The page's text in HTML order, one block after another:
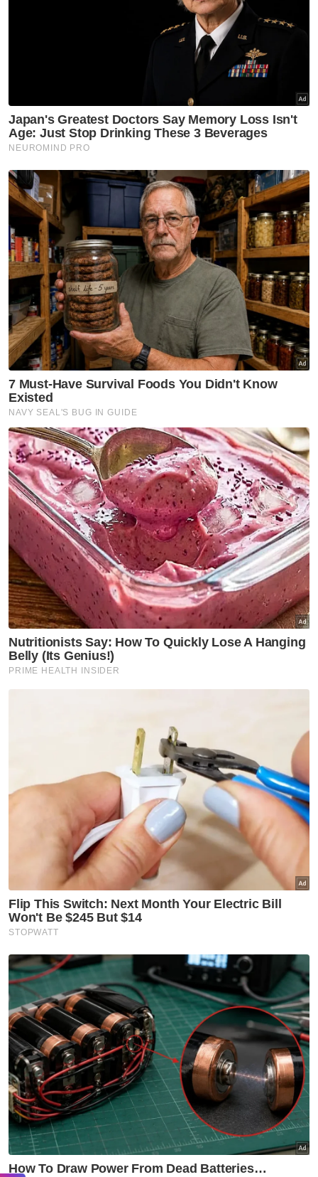
Citra Lestari, Doddy menerusi perbualan
Pelakon Ashraf Sinclair
Berita Telus & Tulus menerusi E-Mel setiap
hari!
'Ashraf lebih sihat daripada kami'
Mengulas lanjut Dr Zubaidi berkata, sekiranya
stres dibiarkan tanpa diubati, dalam tempoh
lima hingga 10 tahun, seseorang pesakit akan
berdepan dengan kesannya.
“Stres ini juga mengambil masa. Bukan hari ini
kita stres dapat serangan jantung.
Sebenarnya mengambil masa yang sama
dengan serangan jantung. Kita tidak tahu kita
ada penyakit kronik. Kalau ikut kajian, stres
dalam kalangan rakyat Malaysia sudah makin
tinggi. Dalam 50 peratus.
“Sebab itu saya minta, selama ini kita hanya
fokus kepada obesiti, tetapi kita juga harus
fokus kepada stres sebab sekarang ini ramai
orang dah stres. Kita stres di jalan raya. Itu
tanda-tanda dia,” katanya.
kemurungan dan boleh menyebabkan
pesakit mempunyai keinginan untuk
INFO: Artis dan ahli sukan Malaysia yang
meninggal dunia kerana serangan jantung
Ashraf Sinclair, 40
Pelakon Malaysia yang mencipta nama di
Indonesia, Ashraf Sinclair, 40, dilaporkan
meninggal dunia pada 18 Februari 2020
dipercayai akibat serangan jantung di
Ashraf atau nama sebenarnya Ashraf Daniel
Mohammed Sinclair meninggal dunia kira-kira
jam 3.45 waktu tempatan.
Ashraf yang lahir di London, England pada 18
September 1979 mengahwini penyanyi
Indonesia, Bunga Citra Lestari pada 2008 dan
mempunyai seorang anak lelaki yang baru
berusia 10 tahun, Noah Aidan Sinclair.
Mohd Faizal Yusuf, 33